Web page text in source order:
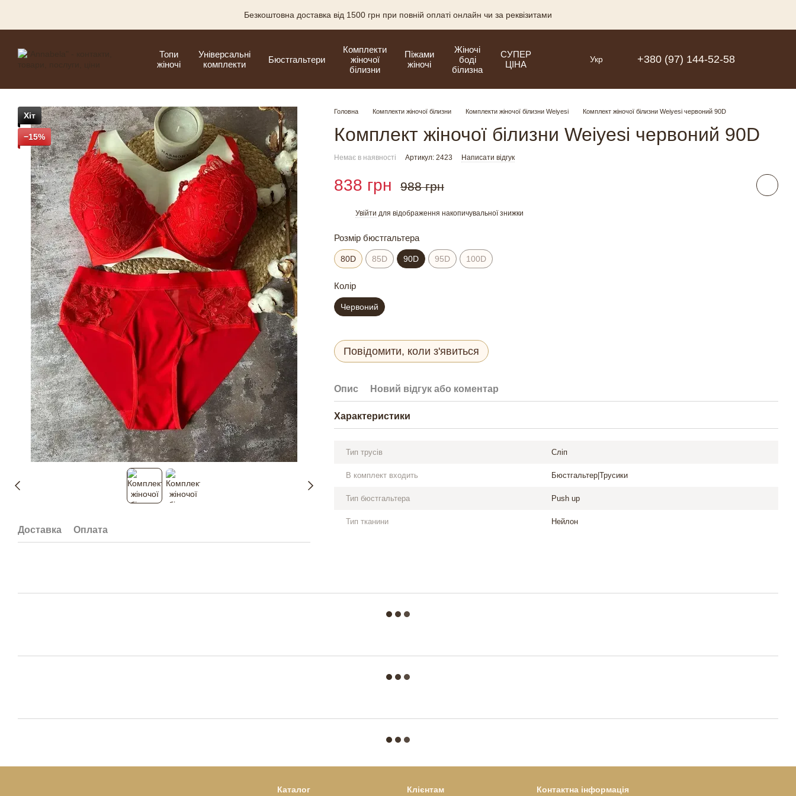
Безкоштовна доставка від 1500 грн при повній оплаті онлайн чи за реквізитами
Топи
жіночі
Універсальні
комплекти
Бюстгальтери
Комплекти
жіночої
білизни
Піжами
жіночі
Жіночі
боді
білизна
СУПЕР
ЦІНА
Укр +380 (97) 144-52-58
Хіт
−15%
Доставка Оплата
Головна Комплекти жіночої білизни Комплекти жіночої білизни Weiyesi Комплект жіночої білизни Weiyesi червоний 90D
Комплект жіночої білизни Weiyesi червоний 90D
Немає в наявності Артикул: 2423 Написати відгук
838 грн 988 грн
Увійти для відображення накопичувальної знижки
Розмір бюстгальтера
80D 85D 90D 95D 100D
Колір
Червоний
Повідомити, коли з'явиться
Опис Новий відгук або коментар
Характеристики
Тип трусів Сліп
В комплект входить Бюстгальтер|Трусики
Тип бюстгальтера Push up
Тип тканини Нейлон
Каталог Клієнтам Контактна інформація